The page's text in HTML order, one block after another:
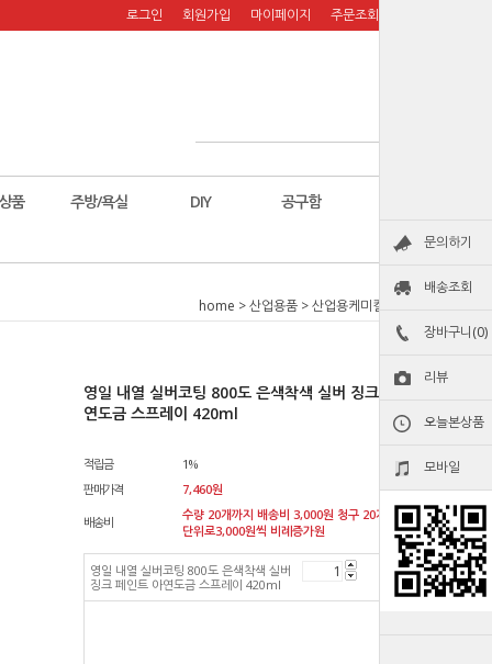
문의하기
배송조회
장바구니(0)
리뷰
오늘본상품
모바일
로그인 회원가입 마이페이지 주문조회
품 주방/욕실 DIY 공구함
home >산업용품 >산업용케미컬
영일 내열 실버코팅 800도 은색착색 실버 징크 페인트 아
연도금 스프레이 420ml
적립금
1%
판매가격
7,460원
배송비
수량 20개까지 배송비 3,000원 청구 20개
단위로3,000원씩 비례증가원
영일 내열 실버코팅 800도 은색착색 실버
징크 페인트 아연도금 스프레이 420ml
7,460원